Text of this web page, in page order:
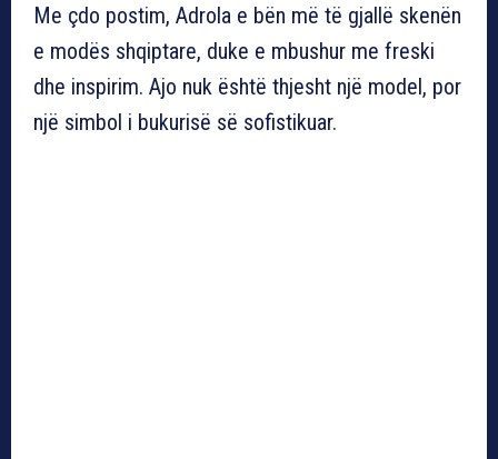
Me çdo postim, Adrola e bën më të gjallë skenën
e modës shqiptare, duke e mbushur me freski
dhe inspirim. Ajo nuk është thjesht një model, por
një simbol i bukurisë së sofistikuar.